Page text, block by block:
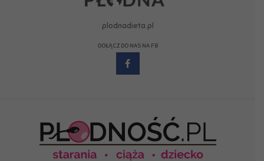
plodnadieta.pl
DOŁĄCZ DO NAS NA FB